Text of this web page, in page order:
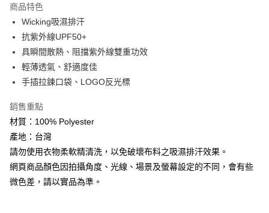
１．於結帳方式選擇「AFTEE先享後付」後，將跳轉至「AFTEE先享後付」
結帳頁面，進行簡訊認證並確認金額後，即可完成結帳。
２．訂單成立數日內，您將收到繳費通知簡訊。
３．收到繳費通知簡訊後14天內，點擊此簡訊中的連結，可透過四大超商／
ATM／網路銀行／等多元方式進行付款，方視為交易完成。
購買商品的店家。未經商家同意取消之訂單仍視為有效，需透過AFTEE先享
後付繳納相關費用。
是否繳費成功／繳費後需取消欲退款等相關疑問，請聯繫「AFTEE先享後付
客戶支援中心」
【注意事項】
１．透過由恩沛科技股份有限公司提供之「AFTEE先享後付」服務完成之交
易，需依本服務之必要範圍內提供個人資料，並將交易相關給付款項請求債
權轉讓予恩沛科技股份有限公司。
２．關於個人資料處理事宜，請瀏覽以下網址：
7-11取貨付款
每筆NT$60，滿NT$799(含以上)免運費
宅配
免運費
貨到付款
每筆NT$130，滿NT$3,000(含以上)免運費
商品特色
Wicking吸濕排汗
抗紫外線UPF50+
具瞬間散熱、阻擋紫外線雙重功效
輕薄透氣、舒適度佳
手插拉鍊口袋、LOGO反光標
銷售重點
材質：100% Polyester
產地：台灣
請勿使用衣物柔軟精清洗，以免破壞布料之吸濕排汗效果。
網頁商品顏色因拍攝角度、光線、場景及螢幕設定的不同，會有些
微色差，請以實品為準。